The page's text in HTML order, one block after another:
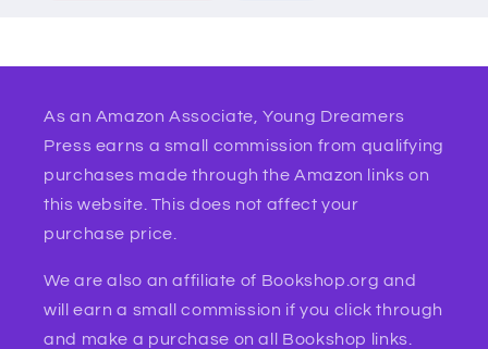
As an Amazon Associate, Young Dreamers
Press earns a small commission from qualifying
purchases made through the Amazon links on
this website. This does not affect your
purchase price.
We are also an affiliate of Bookshop.org and
will earn a small commission if you click through
and make a purchase on all Bookshop links.